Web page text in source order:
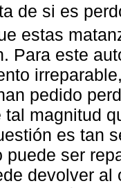
de si es
estas
Para este
pedido
tal magnitud
es tan
puede ser
devolver